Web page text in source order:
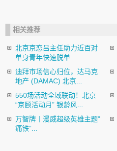
相关推荐
北京京恋吕主任助力近百对
单身青年快速脱单
迪拜市场信心归位，达马克
地产 (DAMAC) 北京...
550场活动全域联动！北京
“京颐活动月” 银龄风...
万智牌丨漫威超级英雄主题”
痛铁”...